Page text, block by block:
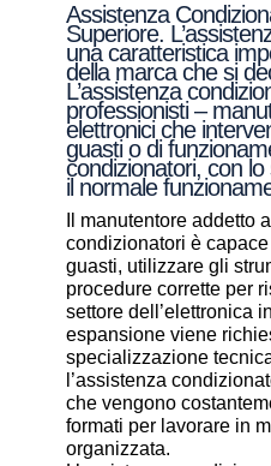
Assistenza
Superiore.
una caratteristica
della marca che si
L’assistenza
professionisti –
elettronici che
guasti o di
condizionatori, con
il normale
Il manutentore addetto
condizionatori è
guasti, utilizzare gli
procedure corrette per
settore dell’elettronica
espansione viene
specializzazione
l’assistenza
che vengono
formati per lavorare in
organizzata.